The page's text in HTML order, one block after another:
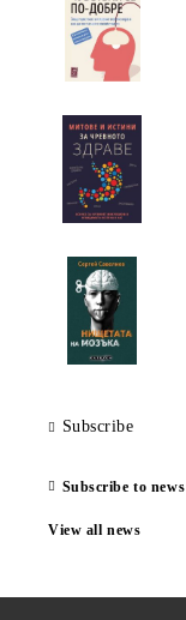
Subscribe
Subscribe to news
View all news